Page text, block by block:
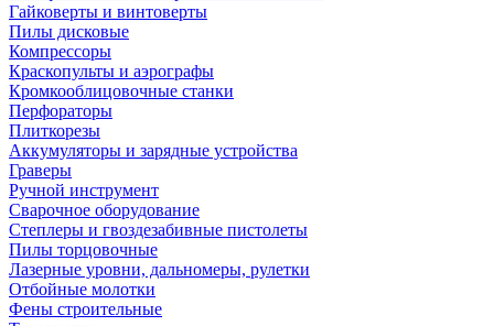
Гайковерты и винтоверты
Пилы дисковые
Компрессоры
Краскопульты и аэрографы
Кромкооблицовочные станки
Перфораторы
Плиткорезы
Аккумуляторы и зарядные устройства
Граверы
Ручной инструмент
Сварочное оборудование
Степлеры и гвоздезабивные пистолеты
Пилы торцовочные
Лазерные уровни, дальномеры, рулетки
Отбойные молотки
Фены строительные